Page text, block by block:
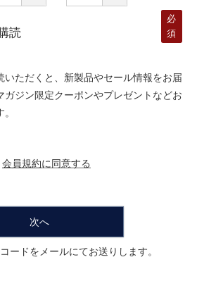
読
必
須
いただくと、新製品やセール情報をお届
ガジン限定クーポンやプレゼントなどお
会員規約に同意する
次へ
ードをメールにてお送りします。